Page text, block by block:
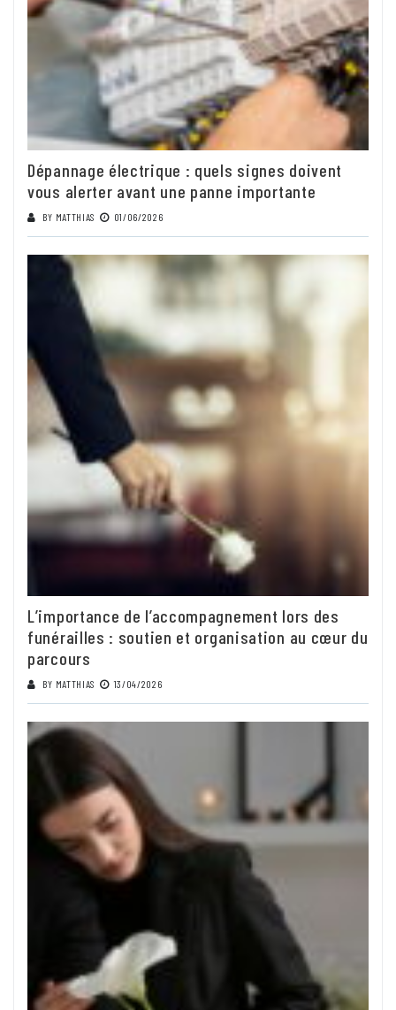
Dépannage électrique : quels signes doivent
vous alerter avant une panne importante
BY MATTHIAS 01/06/2026
L’importance de l’accompagnement lors des
funérailles : soutien et organisation au cœur du
parcours
BY MATTHIAS 13/04/2026